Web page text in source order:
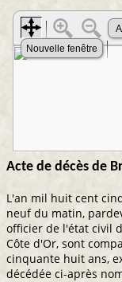
Acte de décès de
L'an mil huit cent
neuf du matin,
officier de l'état civil
Côte d'Or, sont
cinquante huit ans,
décédée ci-après